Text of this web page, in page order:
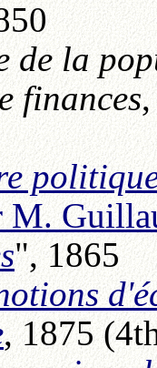
de la
finances
M.
", 1865
, 1875